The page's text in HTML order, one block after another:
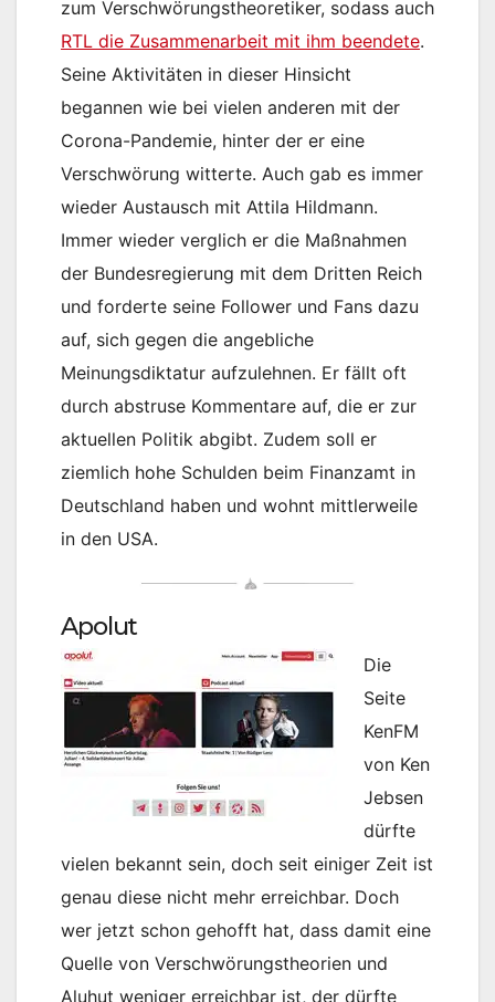
zum Verschwörungstheoretiker, sodass auch
RTL die Zusammenarbeit mit ihm beendete.
Seine Aktivitäten in dieser Hinsicht
begannen wie bei vielen anderen mit der
Corona-Pandemie, hinter der er eine
Verschwörung witterte. Auch gab es immer
wieder Austausch mit Attila Hildmann.
Immer wieder verglich er die Maßnahmen
der Bundesregierung mit dem Dritten Reich
und forderte seine Follower und Fans dazu
auf, sich gegen die angebliche
Meinungsdiktatur aufzulehnen. Er fällt oft
durch abstruse Kommentare auf, die er zur
aktuellen Politik abgibt. Zudem soll er
ziemlich hohe Schulden beim Finanzamt in
Deutschland haben und wohnt mittlerweile
in den USA.
Apolut
Die
Seite
KenFM
von Ken
Jebsen
dürfte
vielen bekannt sein, doch seit einiger Zeit ist
genau diese nicht mehr erreichbar. Doch
wer jetzt schon gehofft hat, dass damit eine
Quelle von Verschwörungstheorien und
Aluhut weniger erreichbar ist, der dürfte